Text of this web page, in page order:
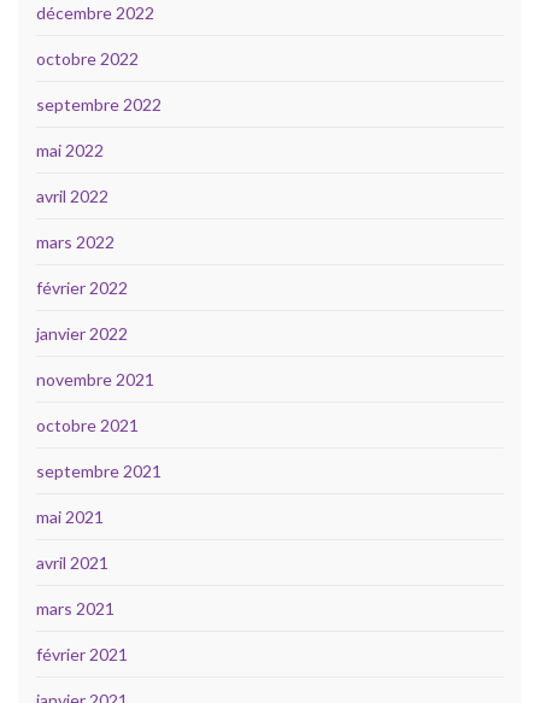
décembre 2022
octobre 2022
septembre 2022
mai 2022
avril 2022
mars 2022
février 2022
janvier 2022
novembre 2021
octobre 2021
septembre 2021
mai 2021
avril 2021
mars 2021
février 2021